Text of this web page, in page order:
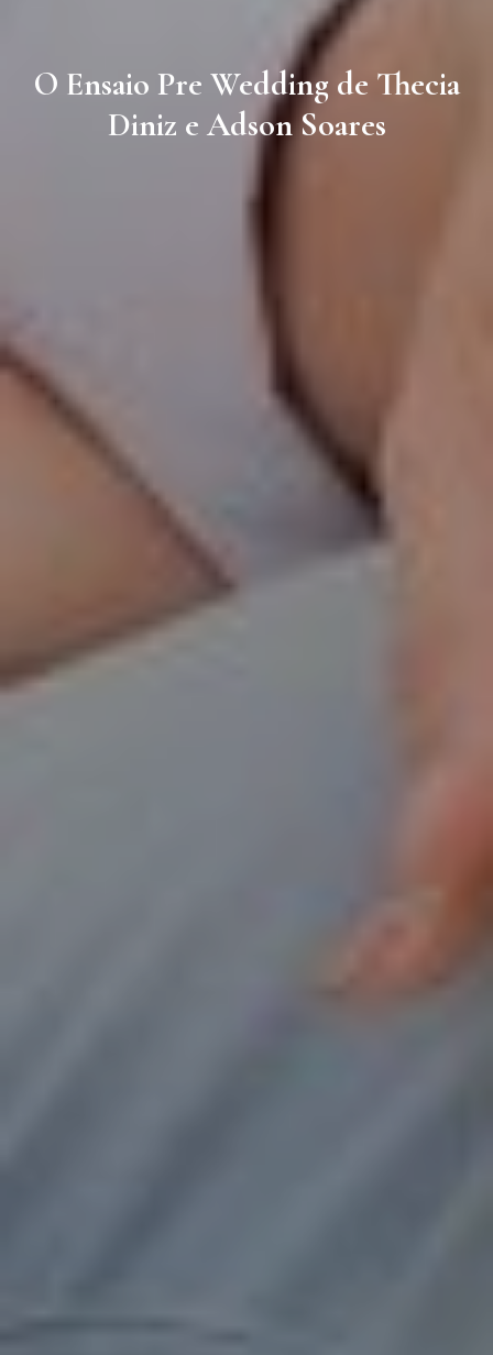
O Ensaio Pre Wedding de Thecia
Diniz e Adson Soares